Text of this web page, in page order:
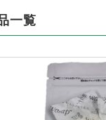
一覧